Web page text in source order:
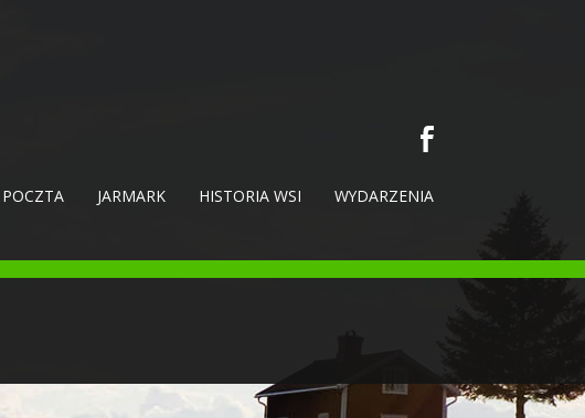
POCZTA JARMARK HISTORIA WSI WYDARZENIA